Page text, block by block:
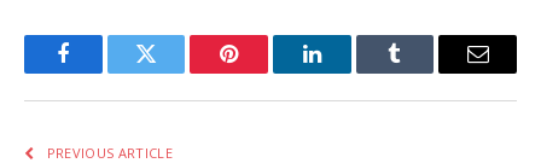
FacebookTwitter Pinterest LinkedInTumblr Email
PREVIOUS ARTICLE